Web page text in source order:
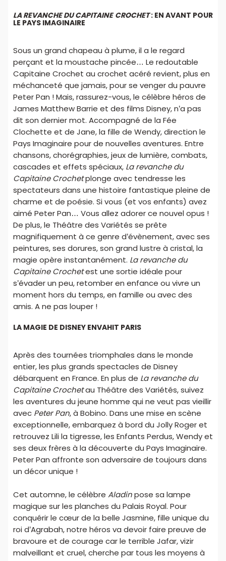
LA REVANCHE DU CAPITAINE CROCHET: EN AVANT POUR
LE PAYS IMAGINAIRE
Sous un grand chapeau à plume, il a le regard
perçant et la moustache pincée… Le redoutable
Capitaine Crochet au crochet acéré revient, plus en
méchanceté que jamais, pour se venger du pauvre
Peter Pan ! Mais, rassurez-vous, le célèbre héros de
James Matthew Barrie et des films Disney, n’a pas
dit son dernier mot. Accompagné de la Fée
Clochette et de Jane, la fille de Wendy, direction le
Pays Imaginaire pour de nouvelles aventures. Entre
chansons, chorégraphies, jeux de lumière, combats,
cascades et effets spéciaux, La revanche du
Capitaine Crochetplonge avec tendresse les
spectateurs dans une histoire fantastique pleine de
charme et de poésie. Si vous (et vos enfants) avez
aimé Peter Pan… Vous allez adorer ce nouvel opus !
De plus, le Théâtre des Variétés se prête
magnifiquement à ce genre d’évènement, avec ses
peintures, ses dorures, son grand lustre à cristal, la
magie opère instantanément. La revanche du
Capitaine Crochetest une sortie idéale pour
s’évader un peu, retomber en enfance ou vivre un
moment hors du temps, en famille ou avec des
amis. A ne pas louper !
LA MAGIE DE DISNEY ENVAHIT PARIS
Après des tournées triomphales dans le monde
entier, les plus grands spectacles de Disney
débarquent en France. En plus de La revanche du
Capitaine Crochetau Théâtre des Variétés, suivez
les aventures du jeune homme qui ne veut pas vieillir
avec Peter Pan, à Bobino. Dans une mise en scène
exceptionnelle, embarquez à bord du Jolly Roger et
retrouvez Lili la tigresse, les Enfants Perdus, Wendy et
ses deux frères à la découverte du Pays Imaginaire.
Peter Pan affronte son adversaire de toujours dans
un décor unique !
Cet automne, le célèbre Aladinpose sa lampe
magique sur les planches du Palais Royal. Pour
conquérir le cœur de la belle Jasmine, fille unique du
roi d’Agrabah, notre héros va devoir faire preuve de
bravoure et de courage car le terrible Jafar, vizir
malveillant et cruel, cherche par tous les moyens à